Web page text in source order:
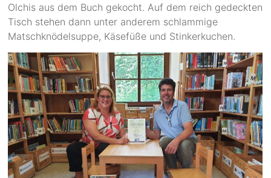
Olchis aus dem Buch gekocht. Auf dem reich gedeckten
Tisch stehen dann unter anderem schlammige
Matschknödelsuppe, Käsefüße und Stinkerkuchen.